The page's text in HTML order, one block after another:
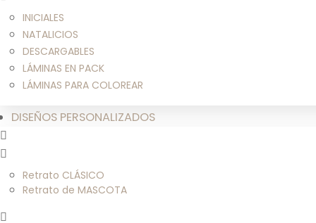
INICIALES
NATALICIOS
DESCARGABLES
LÁMINAS EN PACK
LÁMINAS PARA COLOREAR
DISEÑOS PERSONALIZADOS
Retrato CLÁSICO
Retrato de MASCOTA